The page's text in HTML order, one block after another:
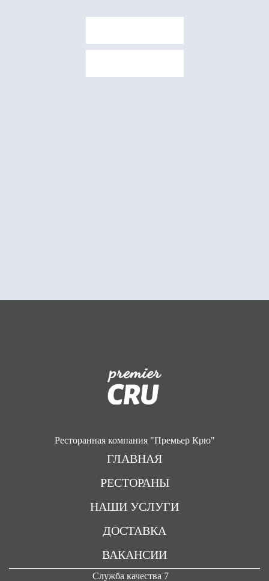
Ресторанная компания "Премьер Крю"
ГЛАВНАЯ
РЕСТОРАНЫ
НАШИ УСЛУГИ
ДОСТАВКА
ВАКАНСИИ
Служба качества 7